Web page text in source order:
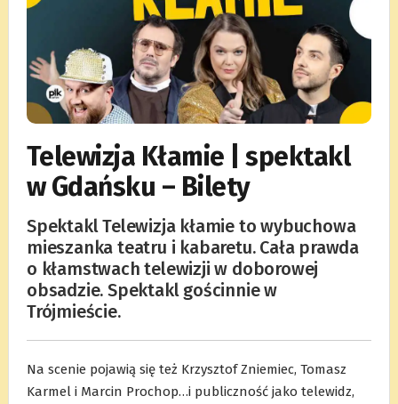
Telewizja Kłamie | spektakl
w Gdańsku – Bilety
Spektakl Telewizja kłamie to wybuchowa
mieszanka teatru i kabaretu. Cała prawda
o kłamstwach telewizji w doborowej
obsadzie. Spektakl gościnnie w
Trójmieście.
Na scenie pojawią się też Krzysztof Zniemiec, Tomasz
Karmel i Marcin Prochop…i publiczność jako telewidz,